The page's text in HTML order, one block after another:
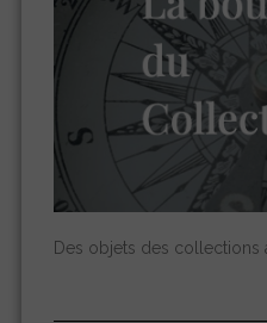
Des objets des collections